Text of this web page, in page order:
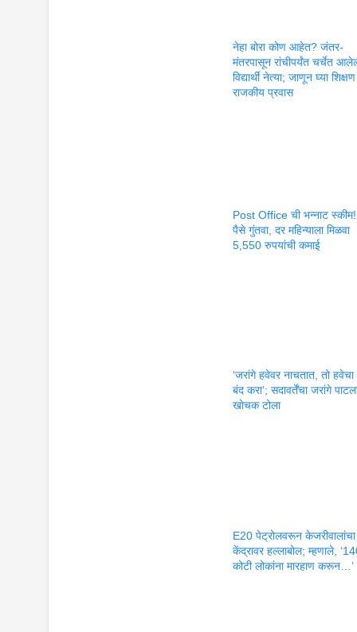
नेहा बोरा कोण आहेत? जंतर-
मंतरपासून रांचीपर्यंत चर्चेत
विद्यार्थी नेत्या; जाणून घ्या
राजकीय प्रवास
Post Office ची भन्नाट
पैसे गुंतवा, दर महिन्याला मिळवा
5,550 रुपयांची कमाई
‘जरांगे हवेवर नाचतात, तो
बंद करा’; सदावर्तेंचा जरांगे
खोचक टोला
E20 पेट्रोलवरून केजरीवालांचा
केंद्रावर हल्लाबोल; म्हणाले,
कोटी लोकांना मारहाण करून…’